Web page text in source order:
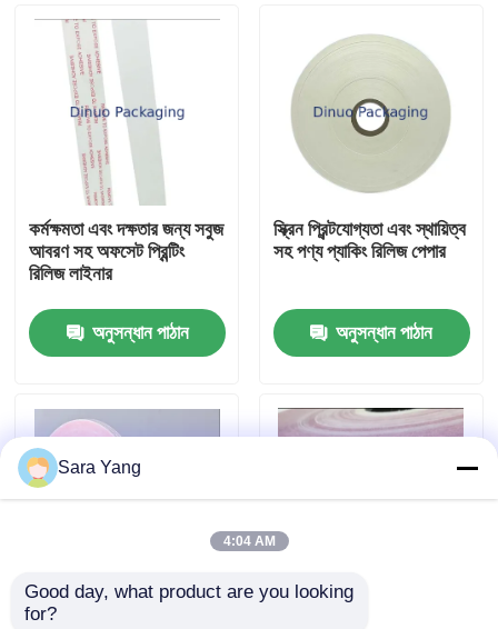
ভিডিও
আমাদের সম্পর্কে
কারখানা ভ্রমণ
মান নিয়ন্ত্রণ
আমাদের সাথে যোগাযোগ করুন
খবর
বুদ্বুদ মেইলিং ব্যাগ
কর্মক্ষমতা এবং দক্ষতার জন্য সবুজ
আবরণ সহ অফসেট প্রিন্টিং
রিলিজ লাইনার
অনুসন্ধান পাঠান
স্ক্রিন প্রিন্টযোগ্যতা এবং স্থায়িত্ব
সহ পণ্য প্যাকিং রিলিজ পেপার
অনুসন্ধান পাঠান
গ্লাসিন ডাবল সাইডেড
Sara Yang
4:04 AM
Good day, what product are you looking
for?